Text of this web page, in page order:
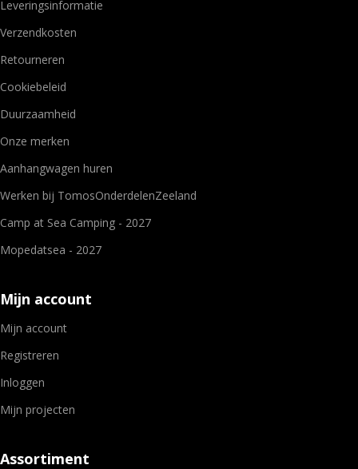
Leveringsinformatie
Verzendkosten
Retourneren
Cookiebeleid
Duurzaamheid
Onze merken
Aanhangwagen huren
Werken bij TomosOnderdelenZeeland
Camp at Sea Camping - 2027
Mopedatsea - 2027
Mijn account
Mijn account
Registreren
Inloggen
Mijn projecten
Assortiment